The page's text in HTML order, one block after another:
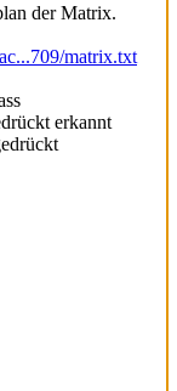
der Matrix.
matrix.txt
erkannt